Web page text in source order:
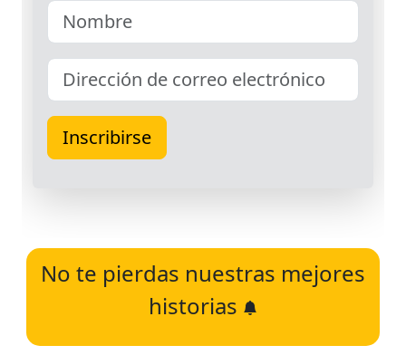
No te pierdas nuestras mejores
historias